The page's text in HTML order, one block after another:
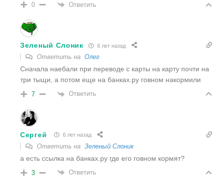
0 Ответить
Зеленый Слоник 6 лет назад
Ответить на Олег
Сначала наебали при переводе с карты на карту почти на
три тыщи, а потом еще на банках.ру говном накормили
7 Ответить
Сергей 6 лет назад
Ответить на Зеленый Слоник
а есть ссылка на банках.ру где его говном кормят?
3 Ответить